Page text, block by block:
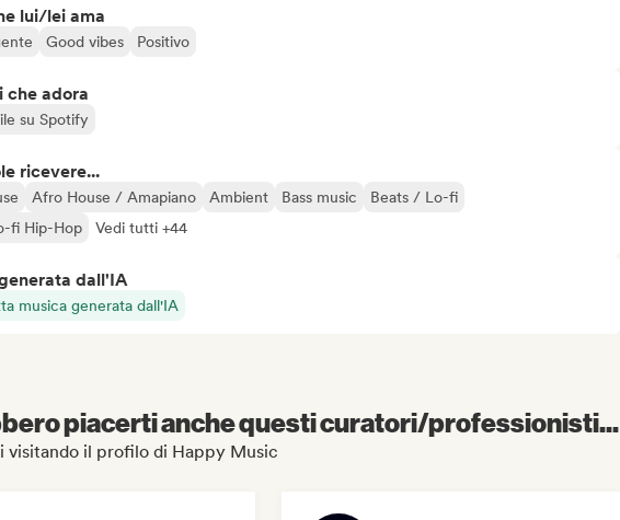
lui/lei ama
Good vibes Positivo
adora
su Spotify
ricevere...
Afro House / Amapiano Ambient Bass music
Beats / Lo-fi
fi Hip-Hop
Vedi tutti +44
dall'IA
musica generata dall'IA
piacerti anche questi curatori/professionisti...
visitando il profilo di Happy Music